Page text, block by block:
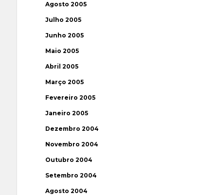
Agosto 2005
Julho 2005
Junho 2005
Maio 2005
Abril 2005
Março 2005
Fevereiro 2005
Janeiro 2005
Dezembro 2004
Novembro 2004
Outubro 2004
Setembro 2004
Agosto 2004